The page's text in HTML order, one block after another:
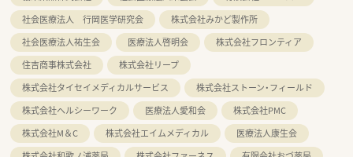
社会医療法人 行岡医学研究会
株式会社みかど製作所
社会医療法人祐生会
医療法人啓明会
株式会社フロンティア
住吉商事株式会社
株式会社リープ
株式会社タイセイメディカルサービス
株式会社ストーン・フィールド
株式会社ヘルシーワーク
医療法人愛和会
株式会社PMC
株式会社M＆C
株式会社エイムメディカル
医療法人康生会